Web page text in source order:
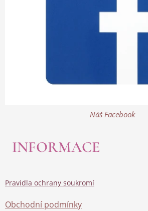
Náš Facebook
INFORMACE
Pravidla ochrany soukromí
Obchodní podmínky